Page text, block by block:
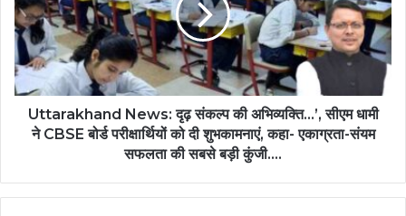
Uttarakhand News: दृढ़ संकल्प की अभिव्यक्ति…’, सीएम धामी
ने CBSE बोर्ड परीक्षार्थियों को दी शुभकामनाएं, कहा- एकाग्रता-संयम
सफलता की सबसे बड़ी कुंजी….